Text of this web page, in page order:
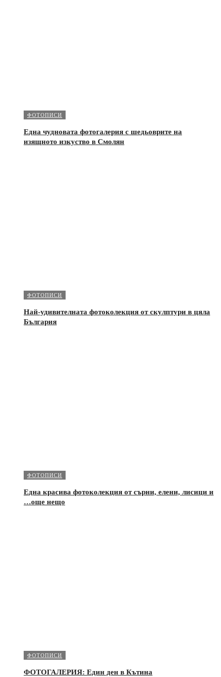
ФОТОПИСИ
Една чудновата фотогалерия с шедьоврите на
изящното изкуство в Смолян
ФОТОПИСИ
Най-удивителната фотоколекция от скулптури в цяла
България
ФОТОПИСИ
Една красива фотоколекция от сърни, елени, лисици и
…още нещо
ФОТОПИСИ
ФОТОГАЛЕРИЯ: Един ден в Кътина